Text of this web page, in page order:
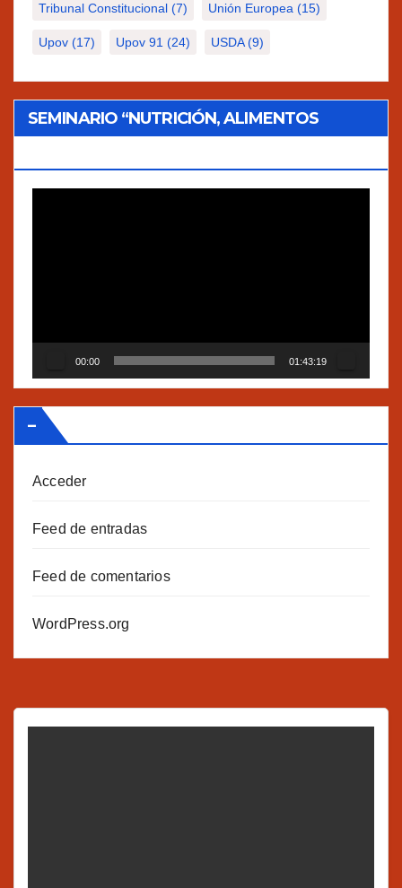
Tribunal Constitucional (7) Unión Europea (15)
Upov (17) Upov 91 (24) USDA(9)
SEMINARIO “NUTRICIÓN, ALIMENTOS
00:00 01:43:19
–
Acceder
Feed de entradas
Feed de comentarios
WordPress.org